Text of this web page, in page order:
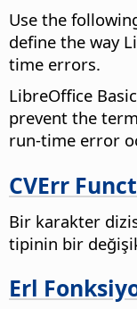
Use the
define the way
time errors.
LibreOffice
prevent the
run-time error
CVErr
Bir karakter
tipinin bir
Erl